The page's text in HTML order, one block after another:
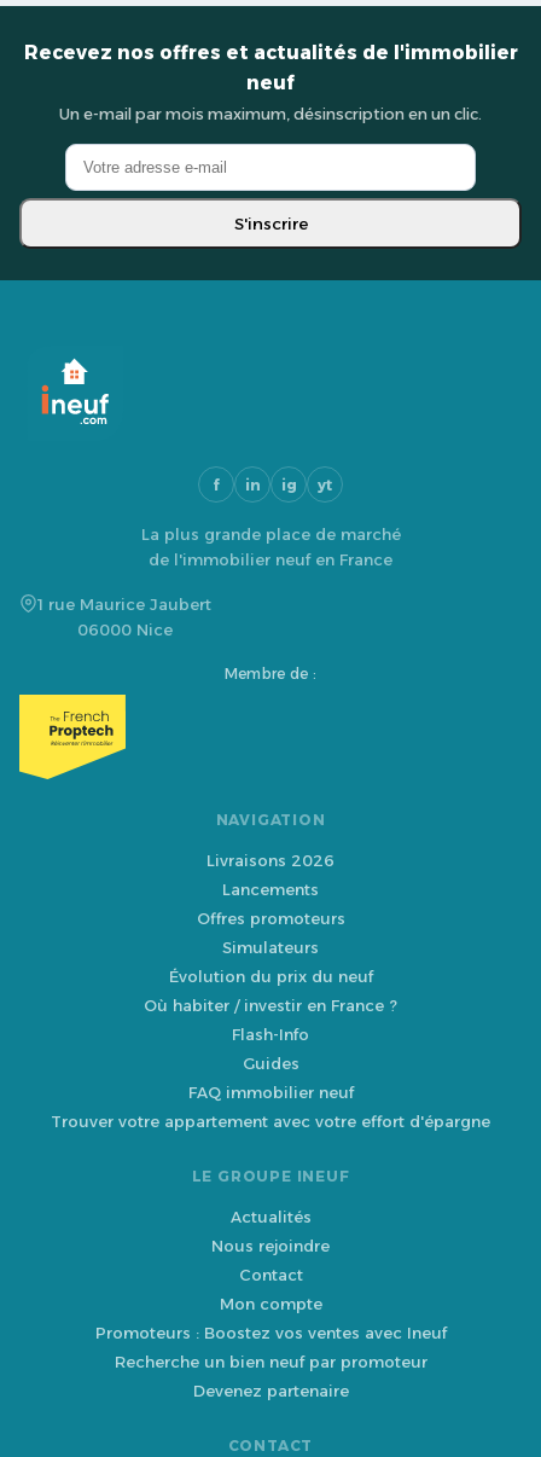
Recevez nos offres et actualités de l'immobilier
neuf
Un e-mail par mois maximum, désinscription en un clic.
S'inscrire
f in ig yt
La plus grande place de marché
de l'immobilier neuf en France
1 rue Maurice Jaubert
06000 Nice
Membre de :
NAVIGATION
Livraisons 2026
Lancements
Offres promoteurs
Simulateurs
Évolution du prix du neuf
Où habiter / investir en France ?
Flash-Info
Guides
FAQ immobilier neuf
Trouver votre appartement avec votre effort d'épargne
LE GROUPE INEUF
Actualités
Nous rejoindre
Contact
Mon compte
Promoteurs : Boostez vos ventes avec Ineuf
Recherche un bien neuf par promoteur
Devenez partenaire
CONTACT